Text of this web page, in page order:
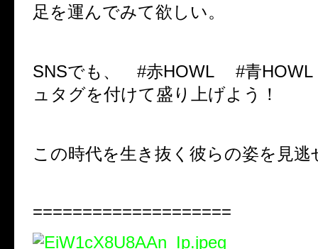
足を運んでみて欲しい。
SNSでも、 #赤HOWL #青
ュタグを付けて盛り上げよう！
この時代を生き抜く彼らの姿を見逃
====================